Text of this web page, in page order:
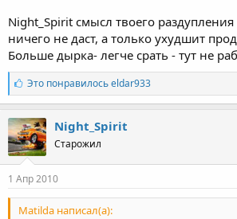
Night_Spirit смысл твоего раздупления
ничего не даст, а только ухудшит
Больше дырка- легче срать - тут не
Л
а
й
к
и
:
Это понравилосьeldar933
Night_Spirit
Старожил
1 Апр 2010
Matilda написал(а):